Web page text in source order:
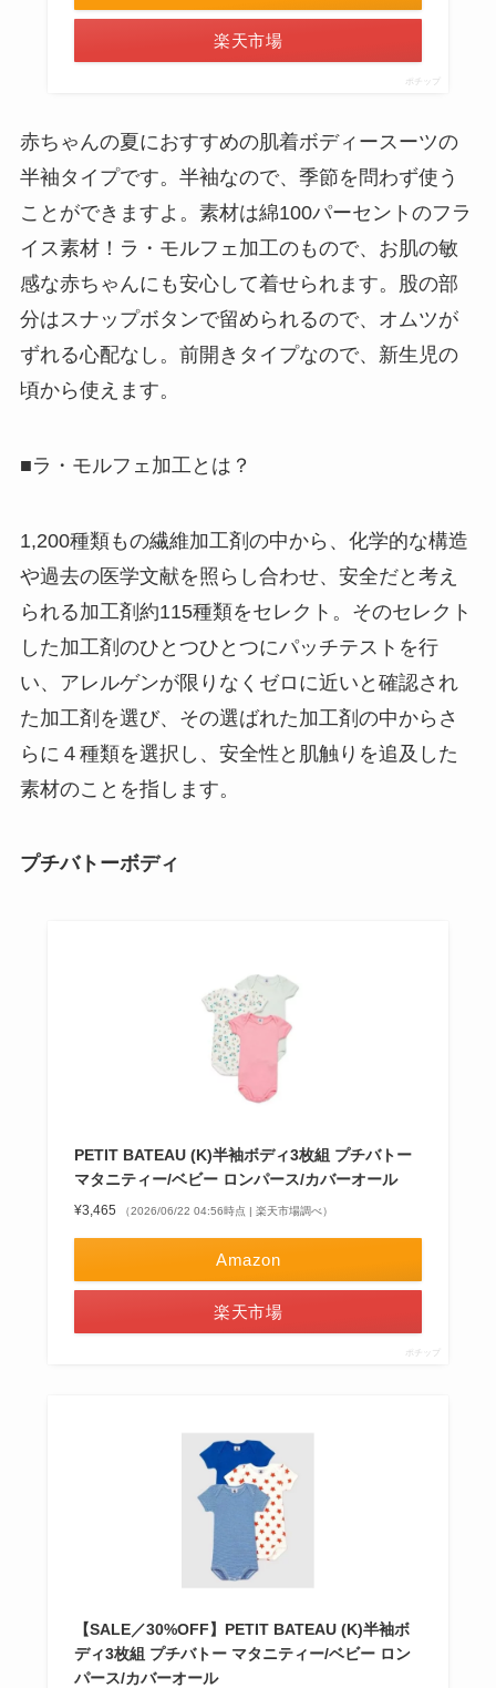
楽天市場
ポチップ
赤ちゃんの夏におすすめの肌着ボディースーツの
半袖タイプです。半袖なので、季節を問わず使う
ことができますよ。素材は綿100パーセントのフラ
イス素材！ラ・モルフェ加工のもので、お肌の敏
感な赤ちゃんにも安心して着せられます。股の部
分はスナップボタンで留められるので、オムツが
ずれる心配なし。前開きタイプなので、新生児の
頃から使えます。
■ラ・モルフェ加工とは？
1,200種類もの繊維加工剤の中から、化学的な構造
や過去の医学文献を照らし合わせ、安全だと考え
られる加工剤約115種類をセレクト。そのセレクト
した加工剤のひとつひとつにパッチテストを行
い、アレルゲンが限りなくゼロに近いと確認され
た加工剤を選び、その選ばれた加工剤の中からさ
らに４種類を選択し、安全性と肌触りを追及した
素材のことを指します。
プチバトーボディ
PETIT BATEAU (K)半袖ボディ3枚組 プチバトー
マタニティー/ベビー ロンパース/カバーオール
¥3,465 （2026/06/22 04:56時点 | 楽天市場調べ）
Amazon
楽天市場
ポチップ
【SALE／30%OFF】PETIT BATEAU (K)半袖ボ
ディ3枚組 プチバトー マタニティー/ベビー ロン
パース/カバーオール